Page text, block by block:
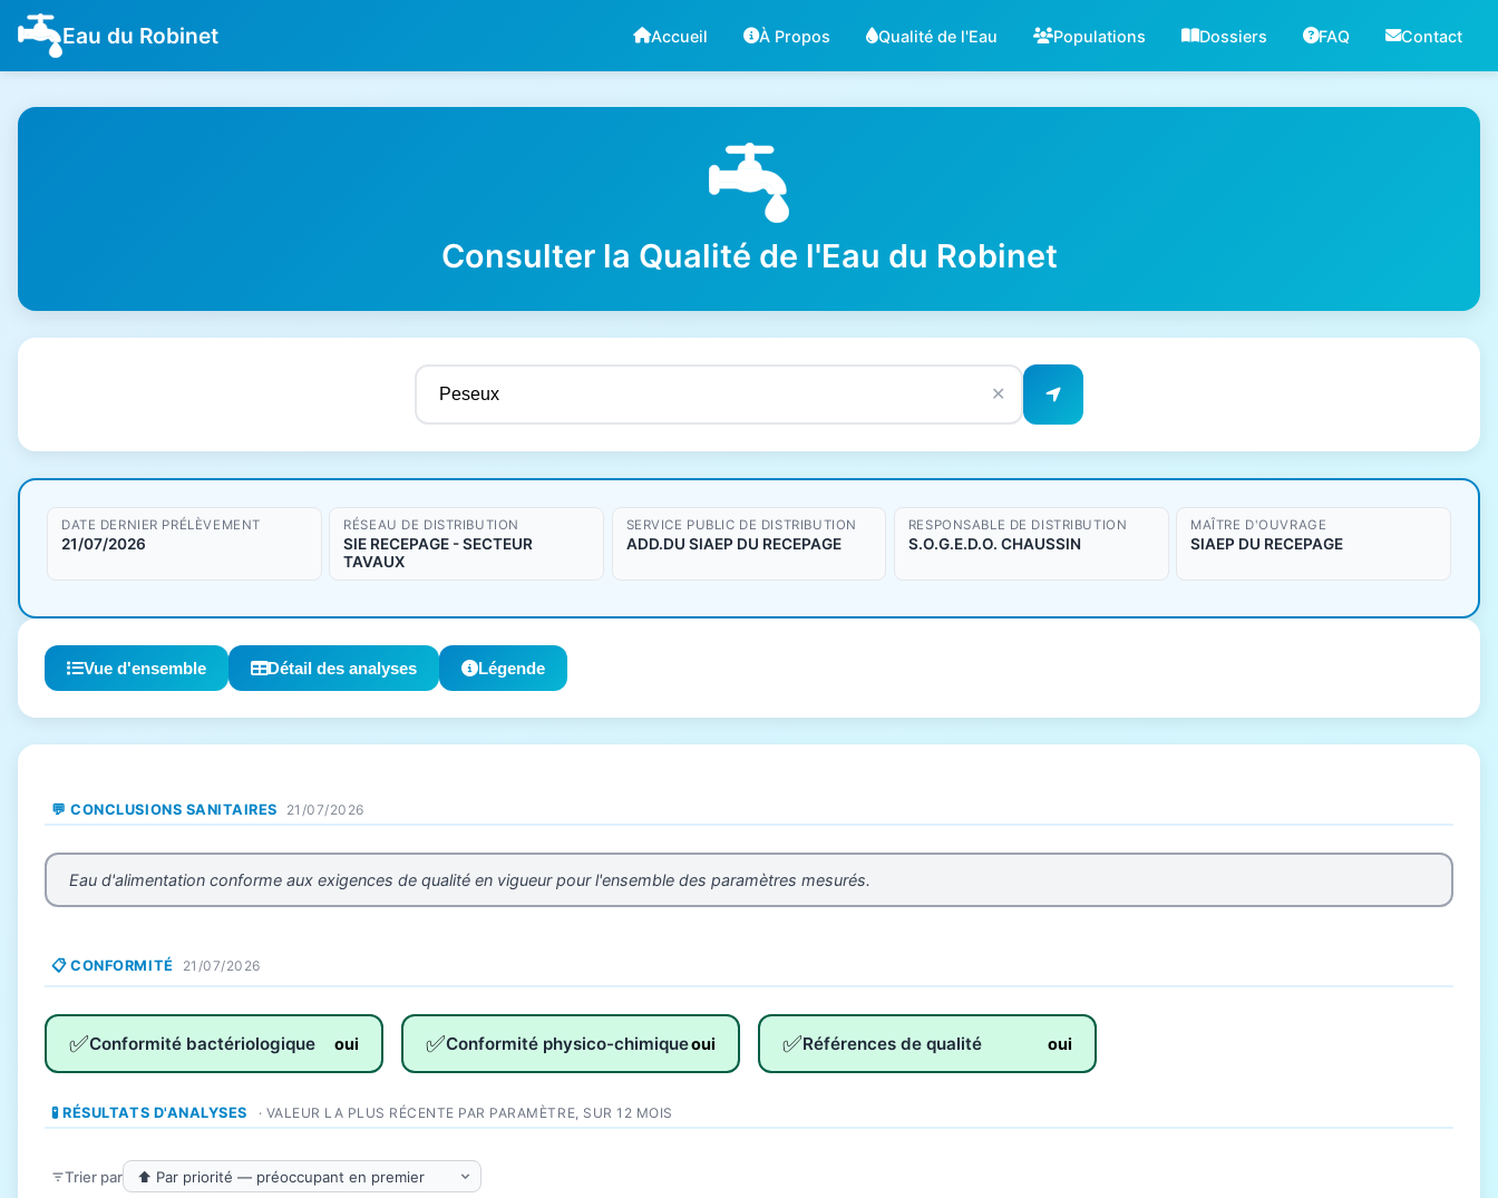
Eau du Robinet Accueil À Propos Qualité de l'Eau Populations Dossiers FAQ Contact
Consulter la Qualité de l'Eau du Robinet
✕
Résultats de qualité de l'eau
DATE DERNIER PRÉLÈVEMENT
21/07/2026
RÉSEAU DE DISTRIBUTION
SIE RECEPAGE - SECTEUR
TAVAUX
SERVICE PUBLIC DE DISTRIBUTION
ADD.DU SIAEP DU RECEPAGE
RESPONSABLE DE DISTRIBUTION
S.O.G.E.D.O. CHAUSSIN
MAÎTRE D'OUVRAGE
SIAEP DU RECEPAGE
Vue d'ensemble Détail des analyses Légende
💬 CONCLUSIONS SANITAIRES 21/07/2026
Eau d'alimentation conforme aux exigences de qualité en vigueur pour l'ensemble des paramètres mesurés.
📋 CONFORMITÉ 21/07/2026
✅Conformité bactériologique oui ✅Conformité physico-chimiqueoui ✅Références de qualité oui
🧪 RÉSULTATS D'ANALYSES · VALEUR LA PLUS RÉCENTE PAR PARAMÈTRE, SUR 12 MOIS
Trier par